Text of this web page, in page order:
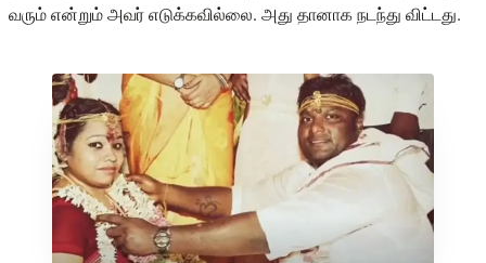
வரும் என்றும் அவர் எடுக்கவில்லை. அது தானாக நடந்து விட்டது.